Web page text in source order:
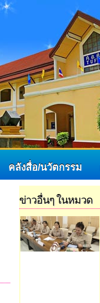
คลังสื่อ/นวัตกรรม
ข่าวอื่นๆ ในหมวด